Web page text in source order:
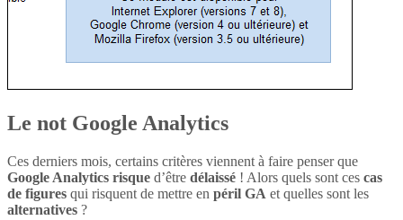
Le not Google Analytics
Ces derniers mois, certains critères viennent à faire penser que
Google Analytics risque d’être délaissé ! Alors quels sont ces cas
de figures qui risquent de mettre en péril GA et quelles sont les
alternatives ?